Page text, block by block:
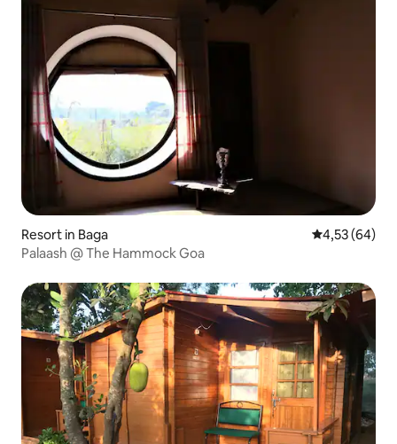
Resort in Baga Gemiddelde
4,53 (64)
Palaash @ The Hammock Goa